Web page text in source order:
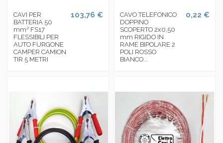
CAVI PER
BATTERIA 50
mm² FS17
FLESSIBILI PER
AUTO FURGONE
CAMPER CAMION
TIR 5 METRI
103,76 €
CAVO TELEFONICO
DOPPINO
SCOPERTO 2x0,50
mm RIGIDO IN
RAME BIPOLARE 2
POLI ROSSO
BIANCO...
0,22 €